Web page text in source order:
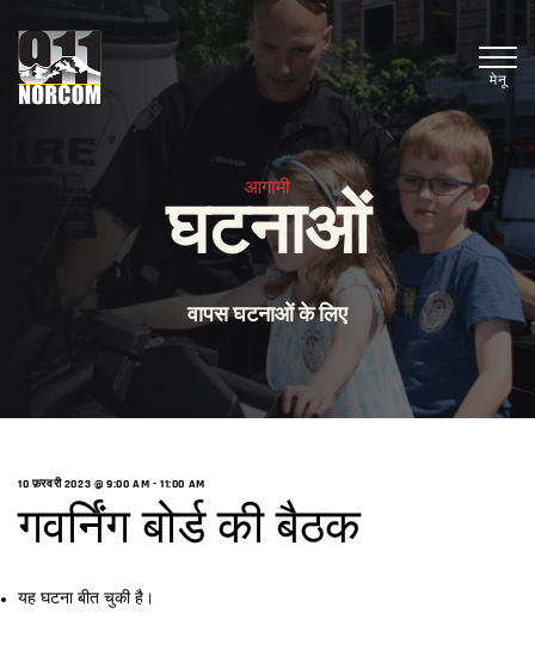
मेनू
आगामी
घटनाओं
वापस घटनाओं के लिए
10 फ़रवरी 2023 @ 9:00 AM -11:00 AM
गवर्निंग बोर्ड की बैठक
यह घटना बीत चुकी है।